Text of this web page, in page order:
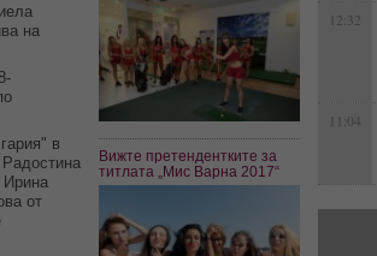
на
в
от
Вижте претендентките за
титлата „Мис Варна 2017“
12:32
11:04